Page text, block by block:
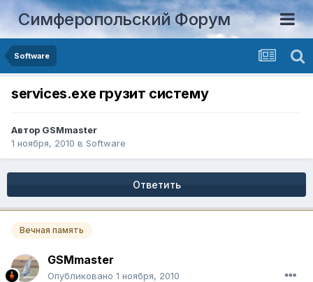
Симферопольский Форум
Software
services.exe грузит систему
Автор GSMmaster
1 ноября, 2010 в Software
Ответить
Вечная память
GSMmaster
Опубликовано 1 ноября, 2010